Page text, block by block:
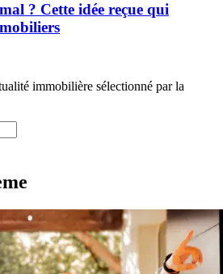
? Cette idée reçue qui
immobilière sélectionné par la